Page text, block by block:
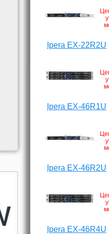
Ipera EX-22R2U
Ipera EX-46R1U
Ipera EX-46R2U
Ipera EX-46R4U